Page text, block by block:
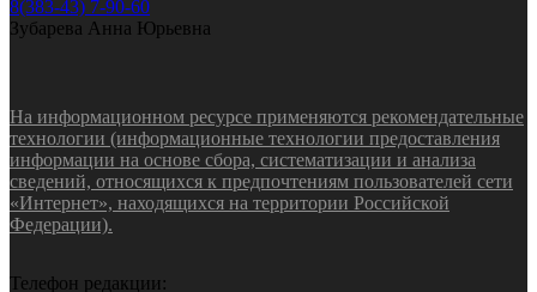
8(383-43) 7-90-60
Зубарева Анна Юрьевна
На информационном ресурсе применяются рекомендательные
технологии (информационные технологии предоставления
информации на основе сбора, систематизации и анализа
сведений, относящихся к предпочтениям пользователей сети
«Интернет», находящихся на территории Российской
Федерации).
Телефон редакции: